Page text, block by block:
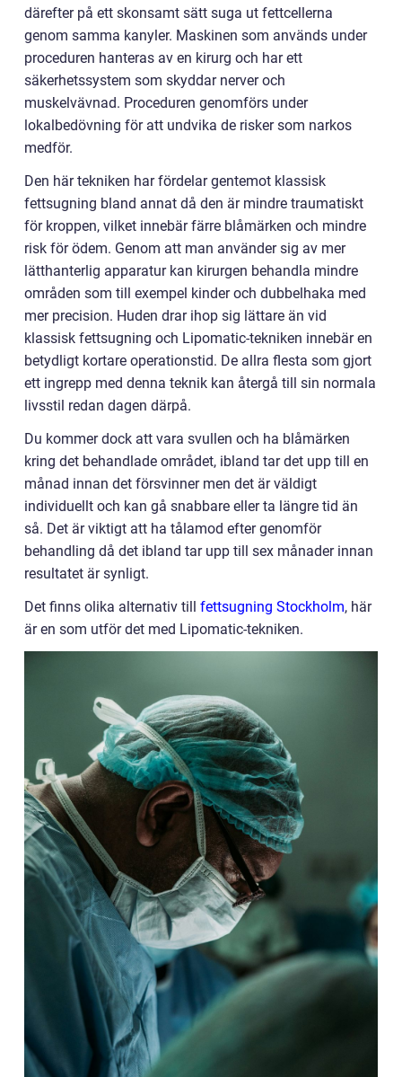
därefter på ett skonsamt sätt suga ut fettcellerna
genom samma kanyler. Maskinen som används under
proceduren hanteras av en kirurg och har ett
säkerhetssystem som skyddar nerver och
muskelvävnad. Proceduren genomförs under
lokalbedövning för att undvika de risker som narkos
medför.
Den här tekniken har fördelar gentemot klassisk
fettsugning bland annat då den är mindre traumatiskt
för kroppen, vilket innebär färre blåmärken och mindre
risk för ödem. Genom att man använder sig av mer
lätthanterlig apparatur kan kirurgen behandla mindre
områden som till exempel kinder och dubbelhaka med
mer precision. Huden drar ihop sig lättare än vid
klassisk fettsugning och Lipomatic-tekniken innebär en
betydligt kortare operationstid. De allra flesta som gjort
ett ingrepp med denna teknik kan återgå till sin normala
livsstil redan dagen därpå.
Du kommer dock att vara svullen och ha blåmärken
kring det behandlade området, ibland tar det upp till en
månad innan det försvinner men det är väldigt
individuellt och kan gå snabbare eller ta längre tid än
så. Det är viktigt att ha tålamod efter genomför
behandling då det ibland tar upp till sex månader innan
resultatet är synligt.
Det finns olika alternativ till fettsugning Stockholm, här
är en som utför det med Lipomatic-tekniken.